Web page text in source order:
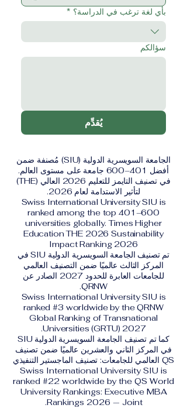
بأي لغة ترغب في الدراسة؟ *
سؤالكم
يُقدِّم
الجامعة السويسرية الدولية (SIU) مُصنفة ضمن
أفضل 401–600 جامعة على مستوى العالم.
في تصنيف التايمز للتعليم 2026 العالي (THE)
لتأثير الاستدامة لعام 2026.
Swiss International University SIU is
ranked among the top 401–600
universities globally. Times Higher
Education THE 2026 Sustainability
Impact Ranking 2026
تم تصنيف الجامعة السويسرية الدولية SIU في
المركز الثالث عالميًا ضمن التصنيف العالمي
للجامعات العابرة للحدود 2027 الصادر عن
QRNW.
Swiss International University SIU is
ranked #3 worldwide by the QRNW
Global Ranking of Transnational
Universities (GRTU) 2027.
كما تم تصنيف الجامعة السويسرية الدولية SIU
في المركز الثاني والعشرين عالميًا ضمن تصنيف
QS العالمي للجامعات: تصنيف الماجستير التنفيذي
Swiss International University SIU is
ranked #22 worldwide by the QS World
University Rankings: Executive MBA
Rankings 2026 — Joint.